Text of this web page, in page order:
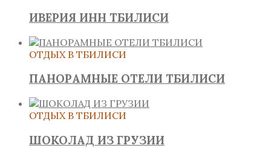
ИВЕРИЯ ИНН ТБИЛИСИ
ОТДЫХ В ТБИЛИСИ
ПАНОРАМНЫЕ ОТЕЛИ ТБИЛИСИ
ОТДЫХ В ТБИЛИСИ
ШОКОЛАД ИЗ ГРУЗИИ